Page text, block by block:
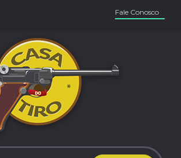
Fale Conosco